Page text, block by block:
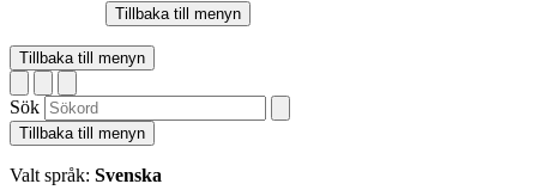
Tillbaka till menyn
Tillbaka till menyn
Sök
Tillbaka till menyn
Valt språk: Svenska